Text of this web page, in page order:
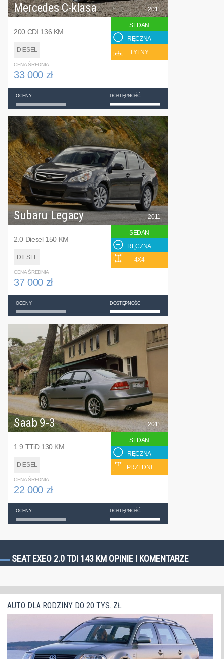
Mercedes C-klasa
200 CDI 136 KM
DIESEL
2011
SEDAN
RĘCZNA
TYLNY
CENA ŚREDNIA
33 000 zł
OCENY DOSTĘPNOŚĆ
Subaru Legacy
2.0 Diesel 150 KM
DIESEL
2011
SEDAN
RĘCZNA
4X4
CENA ŚREDNIA
37 000 zł
OCENY DOSTĘPNOŚĆ
Saab 9-3
1.9 TTiD 130 KM
DIESEL
2011
SEDAN
RĘCZNA
PRZEDNI
CENA ŚREDNIA
22 000 zł
OCENY DOSTĘPNOŚĆ
SEAT EXEO 2.0 TDI 143 KM OPINIE I KOMENTARZE
AUTO DLA RODZINY DO 20 TYS. ZŁ